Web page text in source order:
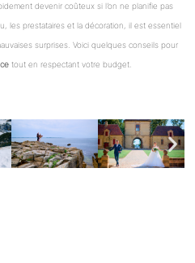
devenir coûteux si l’on ne planifie pas
les prestataires et la décoration, il est essentiel
surprises. Voici quelques conseils pour
tout en respectant votre budget.